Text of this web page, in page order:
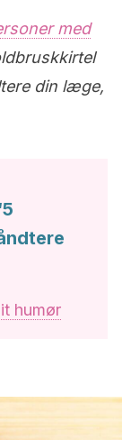
med
din læge,
humør